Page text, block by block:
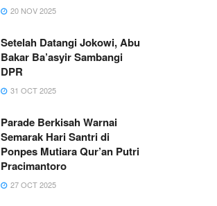
20 NOV 2025
Setelah Datangi Jokowi, Abu
Bakar Ba’asyir Sambangi
DPR
31 OCT 2025
Parade Berkisah Warnai
Semarak Hari Santri di
Ponpes Mutiara Qur’an Putri
Pracimantoro
27 OCT 2025